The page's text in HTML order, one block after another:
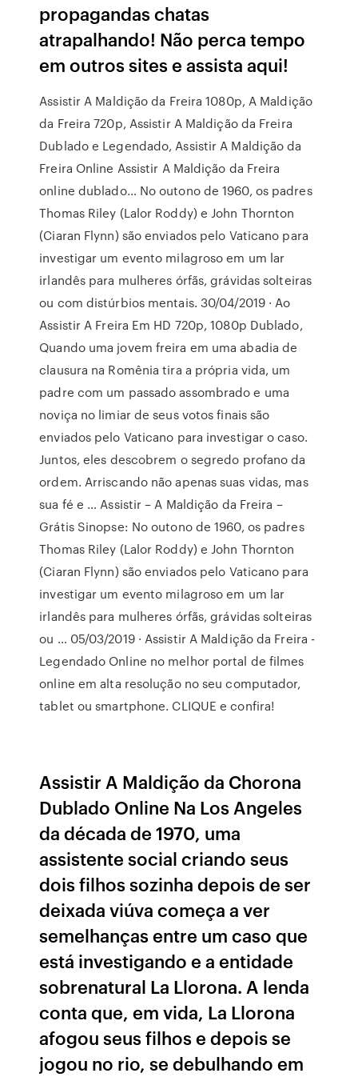
propagandas chatas
atrapalhando! Não perca tempo
em outros sites e assista aqui!
Assistir A Maldição da Freira 1080p, A Maldição
da Freira 720p, Assistir A Maldição da Freira
Dublado e Legendado, Assistir A Maldição da
Freira Online Assistir A Maldição da Freira
online dublado… No outono de 1960, os padres
Thomas Riley (Lalor Roddy) e John Thornton
(Ciaran Flynn) são enviados pelo Vaticano para
investigar um evento milagroso em um lar
irlandês para mulheres órfãs, grávidas solteiras
ou com distúrbios mentais. 30/04/2019 · Ao
Assistir A Freira Em HD 720p, 1080p Dublado,
Quando uma jovem freira em uma abadia de
clausura na Romênia tira a própria vida, um
padre com um passado assombrado e uma
noviça no limiar de seus votos finais são
enviados pelo Vaticano para investigar o caso.
Juntos, eles descobrem o segredo profano da
ordem. Arriscando não apenas suas vidas, mas
sua fé e … Assistir – A Maldição da Freira –
Grátis Sinopse: No outono de 1960, os padres
Thomas Riley (Lalor Roddy) e John Thornton
(Ciaran Flynn) são enviados pelo Vaticano para
investigar um evento milagroso em um lar
irlandês para mulheres órfãs, grávidas solteiras
ou … 05/03/2019 · Assistir A Maldição da Freira -
Legendado Online no melhor portal de filmes
online em alta resolução no seu computador,
tablet ou smartphone. CLIQUE e confira!
Assistir A Maldição da Chorona
Dublado Online Na Los Angeles
da década de 1970, uma
assistente social criando seus
dois filhos sozinha depois de ser
deixada viúva começa a ver
semelhanças entre um caso que
está investigando e a entidade
sobrenatural La Llorona. A lenda
conta que, em vida, La Llorona
afogou seus filhos e depois se
jogou no rio, se debulhando em